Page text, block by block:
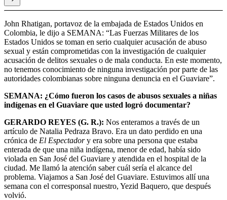
John Rhatigan, portavoz de la embajada de Estados Unidos en
Colombia, le dijo a SEMANA: “Las Fuerzas Militares de los
Estados Unidos se toman en serio cualquier acusación de abuso
sexual y están comprometidas con la investigación de cualquier
acusación de delitos sexuales o de mala conducta. En este momento,
no tenemos conocimiento de ninguna investigación por parte de las
autoridades colombianas sobre ninguna denuncia en el Guaviare”.
SEMANA: ¿Cómo fueron los casos de abusos sexuales a niñas
indígenas en el Guaviare que usted logró documentar?
GERARDO REYES (G. R.): Nos enteramos a través de un
artículo de Natalia Pedraza Bravo. Era un dato perdido en una
crónica de El Espectadory era sobre una persona que estaba
enterada de que una niña indígena, menor de edad, había sido
violada en San José del Guaviare y atendida en el hospital de la
ciudad. Me llamó la atención saber cuál sería el alcance del
problema. Viajamos a San José del Guaviare. Estuvimos allí una
semana con el corresponsal nuestro, Yezid Baquero, que después
volvió.